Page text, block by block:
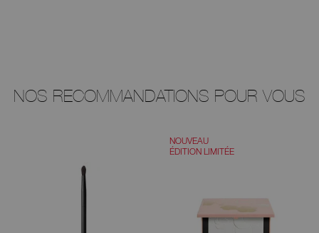
NOS RECOMMANDATIONS POUR VOUS
NOUVEAU
ÉDITION LIMITÉE